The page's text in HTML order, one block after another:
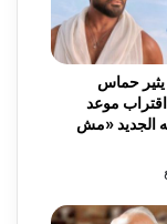
حماس
موعد
الجديد «مش